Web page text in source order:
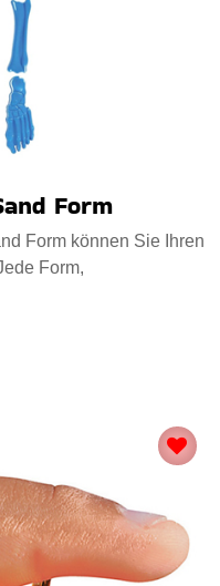
Form
Form können Sie Ihren
Form,